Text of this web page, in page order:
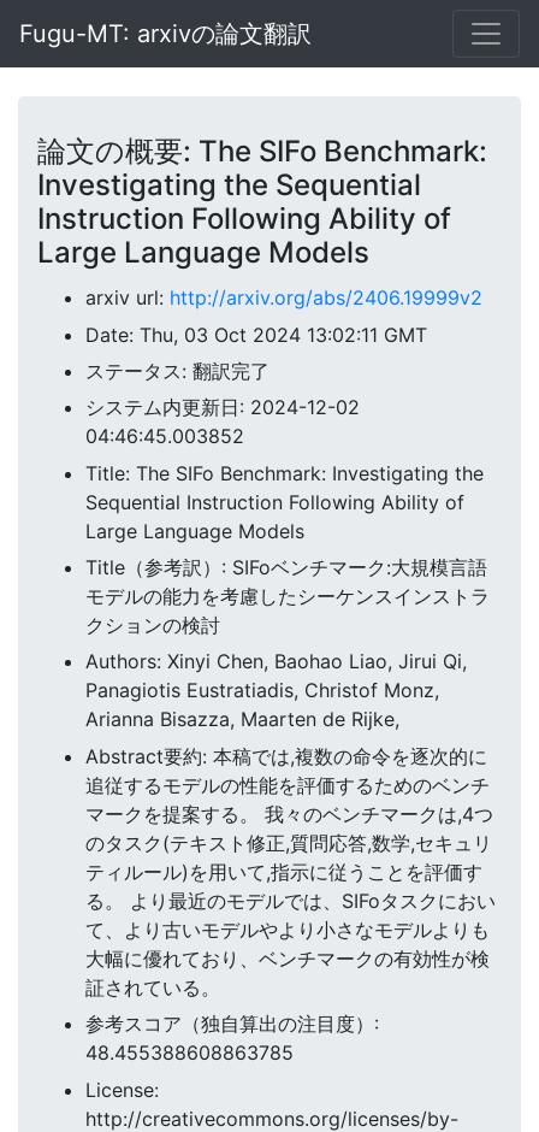
Fugu-MT: arxivの論文翻訳
論文の概要: The SIFo Benchmark:
Investigating the Sequential
Instruction Following Ability of
Large Language Models
arxiv url: http://arxiv.org/abs/2406.19999v2
Date: Thu, 03 Oct 2024 13:02:11 GMT
ステータス: 翻訳完了
システム内更新日: 2024-12-02
04:46:45.003852
Title: The SIFo Benchmark: Investigating the
Sequential Instruction Following Ability of
Large Language Models
Title（参考訳）: SIFoベンチマーク:大規模言語
モデルの能力を考慮したシーケンスインストラ
クションの検討
Authors: Xinyi Chen, Baohao Liao, Jirui Qi,
Panagiotis Eustratiadis, Christof Monz,
Arianna Bisazza, Maarten de Rijke,
Abstract要約: 本稿では,複数の命令を逐次的に
追従するモデルの性能を評価するためのベンチ
マークを提案する。 我々のベンチマークは,4つ
のタスク(テキスト修正,質問応答,数学,セキュリ
ティルール)を用いて,指示に従うことを評価す
る。 より最近のモデルでは、SIFoタスクにおい
て、より古いモデルやより小さなモデルよりも
大幅に優れており、ベンチマークの有効性が検
証されている。
参考スコア（独自算出の注目度）:
48.455388608863785
License:
http://creativecommons.org/licenses/by-